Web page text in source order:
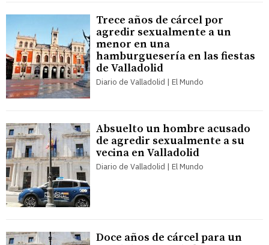
Trece años de cárcel por
agredir sexualmente a un
menor en una
hamburguesería en las fiestas
de Valladolid
Diario de Valladolid | El Mundo
Absuelto un hombre acusado
de agredir sexualmente a su
vecina en Valladolid
Diario de Valladolid | El Mundo
Doce años de cárcel para un